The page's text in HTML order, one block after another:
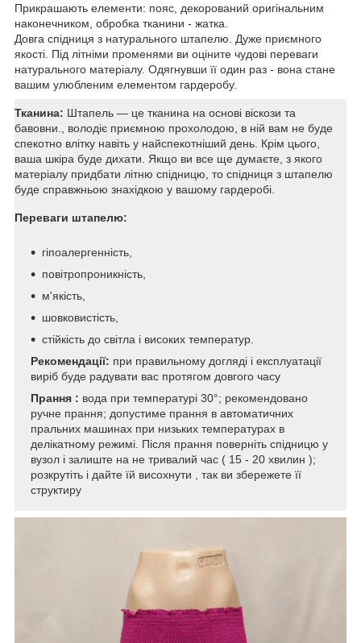
Прикрашають елементи: пояс, декорований оригінальним
наконечником, обробка тканини - жатка.
Довга спідниця з натурального штапелю. Дуже приємного
якості. Під літніми променями ви оціните чудові переваги
натурального матеріалу. Одягнувши її один раз - вона стане
вашим улюбленим елементом гардеробу.
Тканина: Штапель — це тканина на основі віскози та
бавовни., володіє приємною прохолодою, в ній вам не буде
спекотно влітку навіть у найспекотніший день. Крім цього,
ваша шкіра буде дихати. Якщо ви все ще думаєте, з якого
матеріалу придбати літню спідницю, то спідниця з штапелю
буде справжньою знахідкою у вашому гардеробі.
Переваги штапелю:
гіпоалергенність,
повітропроникність,
м'якість,
шовковистість,
стійкість до світла і високих температур.
Рекомендації: при правильному догляді і експлуатації
виріб буде радувати вас протягом довгого часу
Прання : вода при температурі 30°; рекомендовано
ручне прання; допустиме прання в автоматичних
пральних машинах при низьких температурах в
делікатному режимі. Після прання поверніть спідницю у
вузол і залиште на не тривалий час ( 15 - 20 хвилин );
розкрутіть і дайте їй висохнути , так ви збережете її
структиру